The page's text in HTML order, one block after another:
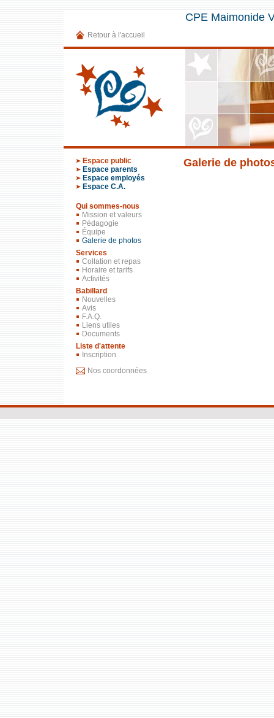
CPE Maimonide
Retour à l'accueil
Espace public
Espace parents
Espace employés
Espace C.A.
Qui sommes-nous
Mission et valeurs
Pédagogie
Équipe
Galerie de photos
Services
Collation et repas
Horaire et tarifs
Activités
Babillard
Nouvelles
Avis
F.A.Q.
Liens utiles
Documents
Liste d'attente
Inscription
Nos coordonnées
Galerie de